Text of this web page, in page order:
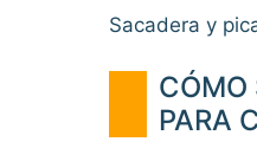
Sacadera y
CÓMO
PARA